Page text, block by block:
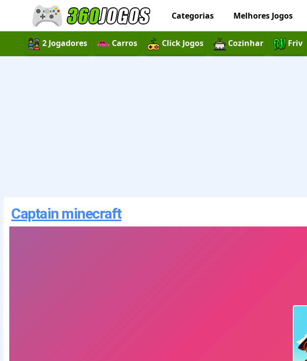
Categorias Melhores Jogos
2 Jogadores Carros Click Jogos Cozinhar Friv
Captain minecraft